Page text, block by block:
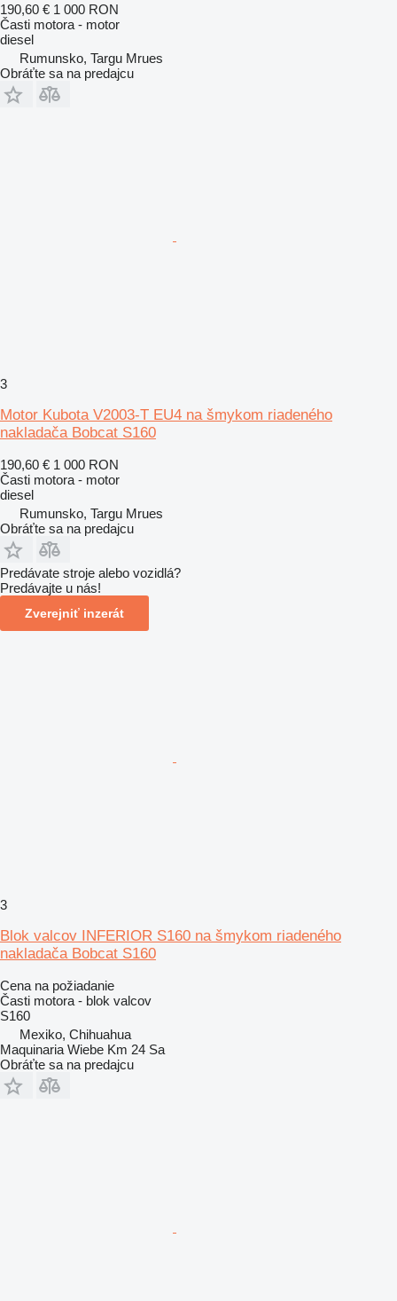
190,60 € 1 000 RON
Časti motora - motor
diesel
Rumunsko, Targu Mrues
Obráťte sa na predajcu
3
Motor Kubota V2003-T EU4 na šmykom riadeného
nakladača Bobcat S160
190,60 € 1 000 RON
Časti motora - motor
diesel
Rumunsko, Targu Mrues
Obráťte sa na predajcu
Predávate stroje alebo vozidlá?
Predávajte u nás!
Zverejniť inzerát
3
Blok valcov INFERIOR S160 na šmykom riadeného
nakladača Bobcat S160
Cena na požiadanie
Časti motora - blok valcov
S160
Mexiko, Chihuahua
Maquinaria Wiebe Km 24 Sa
Obráťte sa na predajcu